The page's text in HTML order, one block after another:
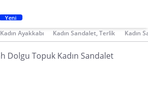
Yeni
Kadın Ayakkabı Kadın Sandalet, Terlik Kadın